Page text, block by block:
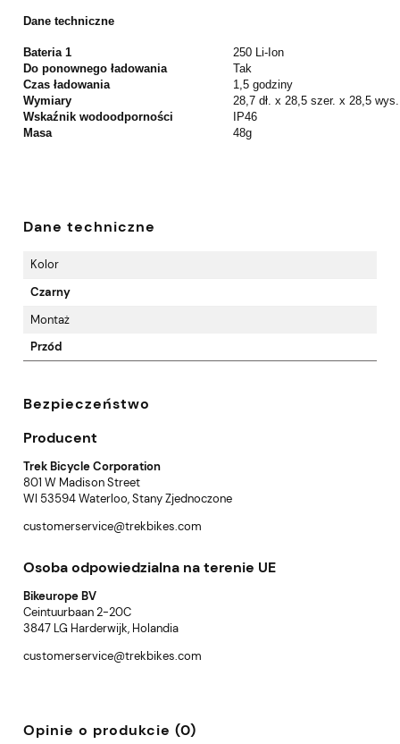
Dane techniczne
Bateria 1
250 Li-Ion
Do ponownego ładowania
Tak
Czas ładowania
1,5 godziny
Wymiary
28,7 dł. x 28,5 szer. x 28,5
Wskaźnik wodoodporności
IP46
Masa
48g
Dane techniczne
Kolor
Czarny
Montaż
Przód
Bezpieczeństwo
Producent
Trek Bicycle Corporation
801 W Madison Street
WI 53594 Waterloo, Stany Zjednoczone
customerservice@trekbikes.com
Osoba odpowiedzialna na terenie UE
Bikeurope BV
Ceintuurbaan 2-20C
3847 LG Harderwijk, Holandia
customerservice@trekbikes.com
Opinie o produkcie (0)